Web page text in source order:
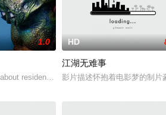
霞仙子（朱茵 饰），被对方打
1.0
residents in an
HD
江湖无难事
影片描述怀抱着电影梦的制片